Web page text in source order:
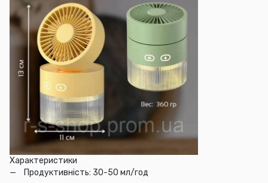
Характеристики
Продуктивність: 30-50 мл/год